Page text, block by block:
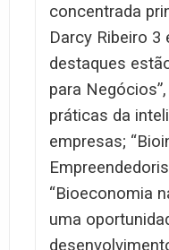
concentrada
Darcy Ribeiro 3
destaques
para
práticas da
empresas;
“Bioeconomia
uma